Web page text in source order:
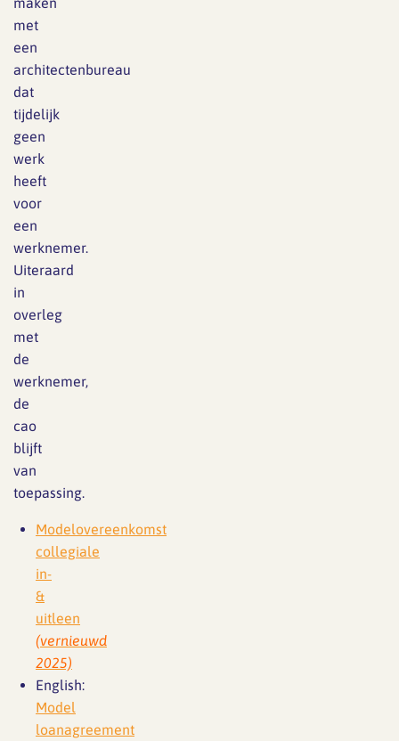
met
een
architectenbureau
dat
tijdelijk
geen
werk
heeft
voor
een
werknemer.
Uiteraard
in
overleg
met
de
werknemer,
de
cao
blijft
van
toepassing.
Modelovereenkomst
collegiale
in-
&
uitleen
(vernieuwd
2025)
English:
Model
loanagreement